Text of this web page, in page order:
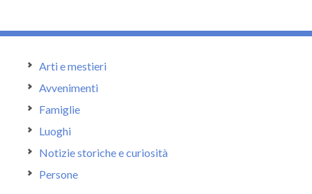
Arti e mestieri
Avvenimenti
Famiglie
Luoghi
Notizie storiche e curiosità
Persone